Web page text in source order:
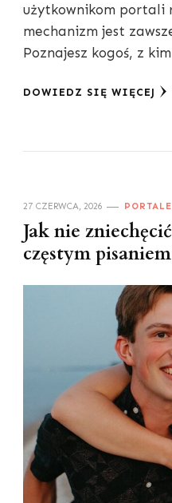
użytkownikom portali
mechanizm jest
Poznajesz kogoś, z
DOWIEDZ SIĘ WIĘCEJ
27 CZERWCA, 2026
Jak nie
częstym pisaniem